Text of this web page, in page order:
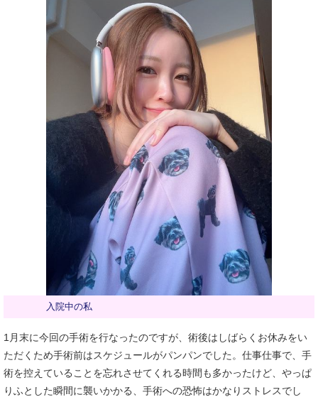
入院中の私
1月末に今回の手術を行なったのですが、術後はしばらくお休みをい
ただくため手術前はスケジュールがパンパンでした。仕事仕事で、手
術を控えていることを忘れさせてくれる時間も多かったけど、やっぱ
りふとした瞬間に襲いかかる、手術への恐怖はかなりストレスでし